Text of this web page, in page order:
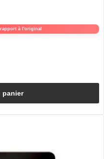
rapport à l'original
panier